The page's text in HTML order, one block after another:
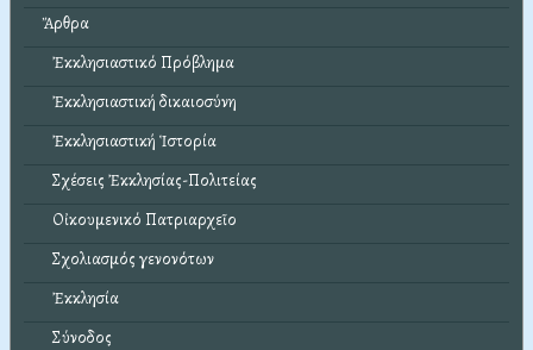
Ἄρθρα
Ἐκκλησιαστικό Πρόβλημα
Ἐκκλησιαστική δικαιοσύνη
Ἐκκλησιαστική Ἱστορία
Σχέσεις Ἐκκλησίας-Πολιτείας
Οἰκουμενικό Πατριαρχεῖο
Σχολιασμός γενονότων
Ἐκκλησία
Σύνοδος